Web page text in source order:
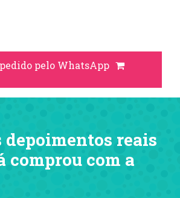
pelo WhatsApp
depoimentos reais
comprou com a